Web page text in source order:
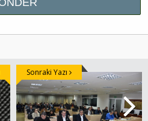
Sonraki Yazı